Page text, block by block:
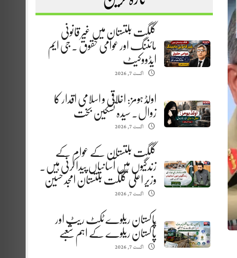
گلگت بلتستان میں غیر قانونی
مائننگ اور عوامی حقوق . جی ایم
ایڈووکیٹ
اگست 7, 2026
اولڈ ہومز: اخلاقی و اسلامی اقدار کا
زوال. سیدہ تسکین بخت
اگست 7, 2026
گلگت بلتستان کے عوام کے
زندگیوں میں آسانیاں پیدا کرنی ہیں.
وزیر اعلیٰ گلگت بلتستان امجد حسین
اگست 7, 2026
پاکستان ریلوے ٹکٹ ریٹ اور
پاکستان ریلوے کے اہم شعبے
اگست 7, 2026